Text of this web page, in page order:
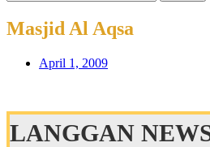
Masjid Al Aqsa
April 1, 2009
LANGGAN